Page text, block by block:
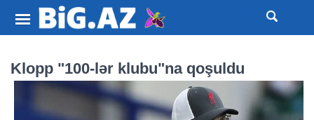
Klopp "100-lər klubu"na qoşuldu